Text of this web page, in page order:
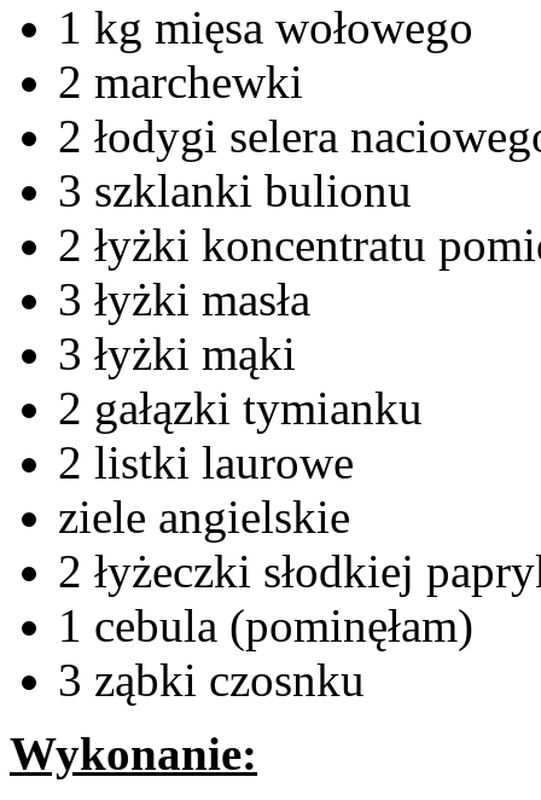
1 kg mięsa wołowego
2 marchewki
2 łodygi selera
3 szklanki bulionu
2 łyżki koncentratu
3 łyżki masła
3 łyżki mąki
2 gałązki tymianku
2 listki laurowe
ziele angielskie
2 łyżeczki słodkiej
1 cebula (pominęłam)
3 ząbki czosnku
Wykonanie: